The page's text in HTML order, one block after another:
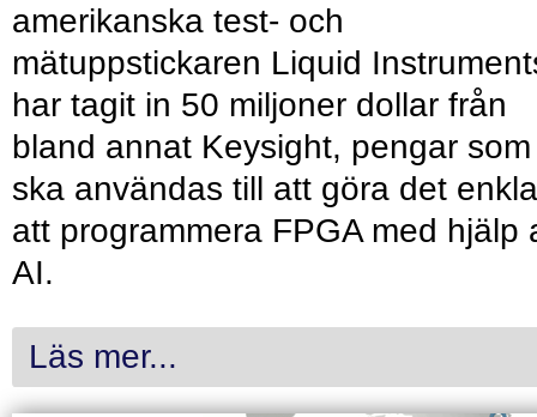
amerikanska test- och
mätuppstickaren Liquid
har tagit in 50 miljoner dollar från
bland annat Keysight, pengar som
ska användas till att göra det
att programmera FPGA med hjälp
AI.
Läs mer...